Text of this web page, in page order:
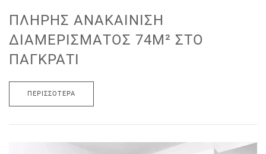
ΠΛΉΡΗΣ ΑΝΑΚΑΊΝΙΣΗ
ΔΙΑΜΕΡΊΣΜΑΤΟΣ 74M² ΣΤΟ
ΠΑΓΚΡΆΤΙ
ΠΕΡΙΣΣΌΤΕΡΑ